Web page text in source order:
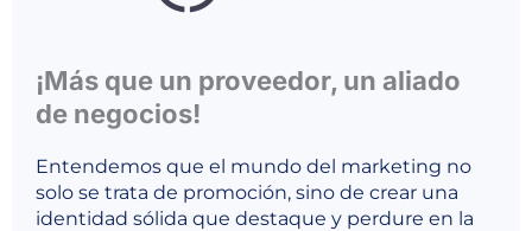
¡Más que un proveedor, un aliado
de negocios!
Entendemos que el mundo del marketing no
solo se trata de promoción, sino de crear una
identidad sólida que destaque y perdure en la